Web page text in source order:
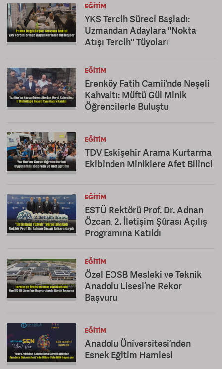
EĞITIM
YKS Tercih Süreci Başladı:
Uzmandan Adaylara "Nokta
Atışı Tercih" Tüyoları
EĞITIM
Erenköy Fatih Camii’nde Neşeli
Kahvaltı: Müftü Gül Minik
Öğrencilerle Buluştu
EĞITIM
TDV Eskişehir Arama Kurtarma
Ekibinden Miniklere Afet Bilinci
EĞITIM
ESTÜ Rektörü Prof. Dr. Adnan
Özcan, 2. İletişim Şûrası Açılış
Programına Katıldı
EĞITIM
Özel EOSB Mesleki ve Teknik
Anadolu Lisesi’ne Rekor
Başvuru
EĞITIM
Anadolu Üniversitesi’nden
Esnek Eğitim Hamlesi